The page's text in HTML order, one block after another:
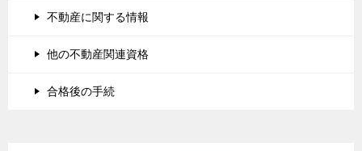
不動産に関する情報
他の不動産関連資格
合格後の手続